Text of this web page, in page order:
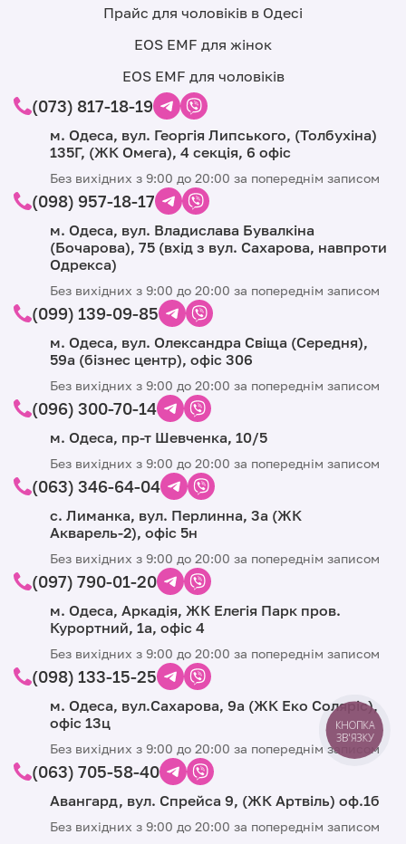
Прайс для чоловіків в Одесі
EOS EMF для жінок
EOS EMF для чоловіків
(073) 817-18-19
м. Одеса, вул. Георгія Липського, (Толбухіна)
135Г, (ЖК Омега), 4 секція, 6 офіс
Без вихідних з 9:00 до 20:00 за попереднім записом
(098) 957-18-17
м. Одеса, вул. Владислава Бувалкіна
(Бочарова), 75 (вхід з вул. Сахарова, навпроти
Одрекса)
Без вихідних з 9:00 до 20:00 за попереднім записом
(099) 139-09-85
м. Одеса, вул. Олександра Свіща (Середня),
59а (бізнес центр), офіс 306
Без вихідних з 9:00 до 20:00 за попереднім записом
(096) 300-70-14
м. Одеса, пр-т Шевченка, 10/5
Без вихідних з 9:00 до 20:00 за попереднім записом
(063) 346-64-04
с. Лиманка, вул. Перлинна, 3а (ЖК
Акварель-2), офіс 5н
Без вихідних з 9:00 до 20:00 за попереднім записом
(097) 790-01-20
м. Одеса, Аркадія, ЖК Елегія Парк пров.
Курортний, 1а, офіс 4
Без вихідних з 9:00 до 20:00 за попереднім записом
(098) 133-15-25
м. Одеса, вул.Сахарова, 9а (ЖК Еко Соляріс),
офіс 13ц
Без вихідних з 9:00 до 20:00 за попереднім записом
(063) 705-58-40
Авангард, вул. Спрейса 9, (ЖК Артвіль) оф.1б
Без вихідних з 9:00 до 20:00 за попереднім записом
КНОПКА
ЗВ'ЯЗКУ